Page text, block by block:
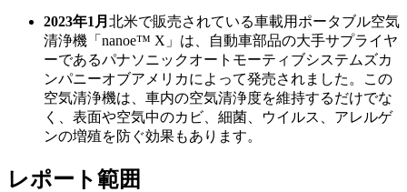
2023年1月 北米で販売されている車載用ポータブル空気
清浄機「nanoe™ X」は、自動車部品の大手サプライヤ
ーであるパナソニックオートモーティブシステムズカ
ンパニーオブアメリカによって発売されました。この
空気清浄機は、車内の空気清浄度を維持するだけでな
く、表面や空気中のカビ、細菌、ウイルス、アレルゲ
ンの増殖を防ぐ効果もあります。
レポート範囲